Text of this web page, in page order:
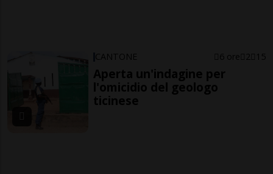
CANTONE 6 ore 2 15
Aperta un'indagine per
l'omicidio del geologo
ticinese